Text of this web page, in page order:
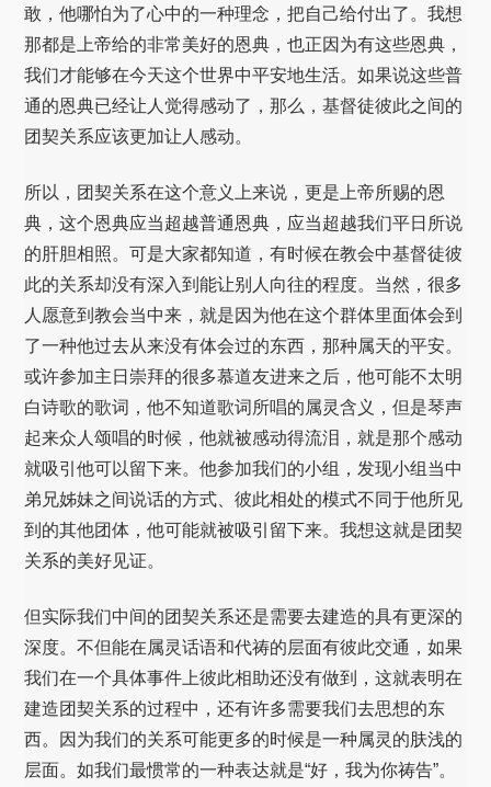
敢，他哪怕为了心中的一种理念，把自己给付出了。我想
那都是上帝给的非常美好的恩典，也正因为有这些恩典，
我们才能够在今天这个世界中平安地生活。如果说这些普
通的恩典已经让人觉得感动了，那么，基督徒彼此之间的
团契关系应该更加让人感动。
所以，团契关系在这个意义上来说，更是上帝所赐的恩
典，这个恩典应当超越普通恩典，应当超越我们平日所说
的肝胆相照。可是大家都知道，有时候在教会中基督徒彼
此的关系却没有深入到能让别人向往的程度。当然，很多
人愿意到教会当中来，就是因为他在这个群体里面体会到
了一种他过去从来没有体会过的东西，那种属天的平安。
或许参加主日崇拜的很多慕道友进来之后，他可能不太明
白诗歌的歌词，他不知道歌词所唱的属灵含义，但是琴声
起来众人颂唱的时候，他就被感动得流泪，就是那个感动
就吸引他可以留下来。他参加我们的小组，发现小组当中
弟兄姊妹之间说话的方式、彼此相处的模式不同于他所见
到的其他团体，他可能就被吸引留下来。我想这就是团契
关系的美好见证。
但实际我们中间的团契关系还是需要去建造的具有更深的
深度。不但能在属灵话语和代祷的层面有彼此交通，如果
我们在一个具体事件上彼此相助还没有做到，这就表明在
建造团契关系的过程中，还有许多需要我们去思想的东
西。因为我们的关系可能更多的时候是一种属灵的肤浅的
层面。如我们最惯常的一种表达就是“好，我为你祷告”。